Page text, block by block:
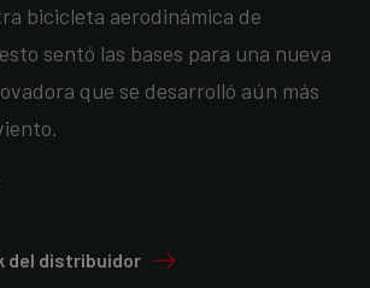
bicicleta aerodinámica de
sentó las bases para una nueva
que se desarrolló aún más
del distribuidor